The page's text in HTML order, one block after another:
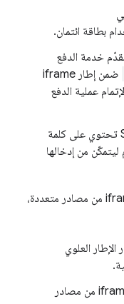
بطاقة ائتمان.
خدمة الدفع
ضمن إطار iframe
عملية الدفع
رسالة SMS تحتوي على كلمة
من إدخالها
لاستخدام WebOTP API من داخل إطار iframe من مصادر متعددة،
العلوي
اضبط سياسة الأذونات للسماح لإطار iframe من مصادر